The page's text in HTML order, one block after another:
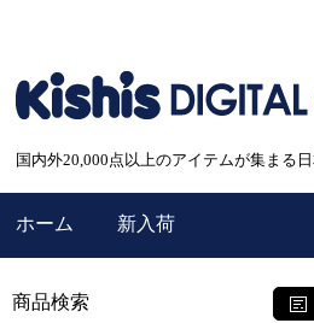
国内外20,000点以上のアイテムが集まる
ホーム 新入荷
商品検索